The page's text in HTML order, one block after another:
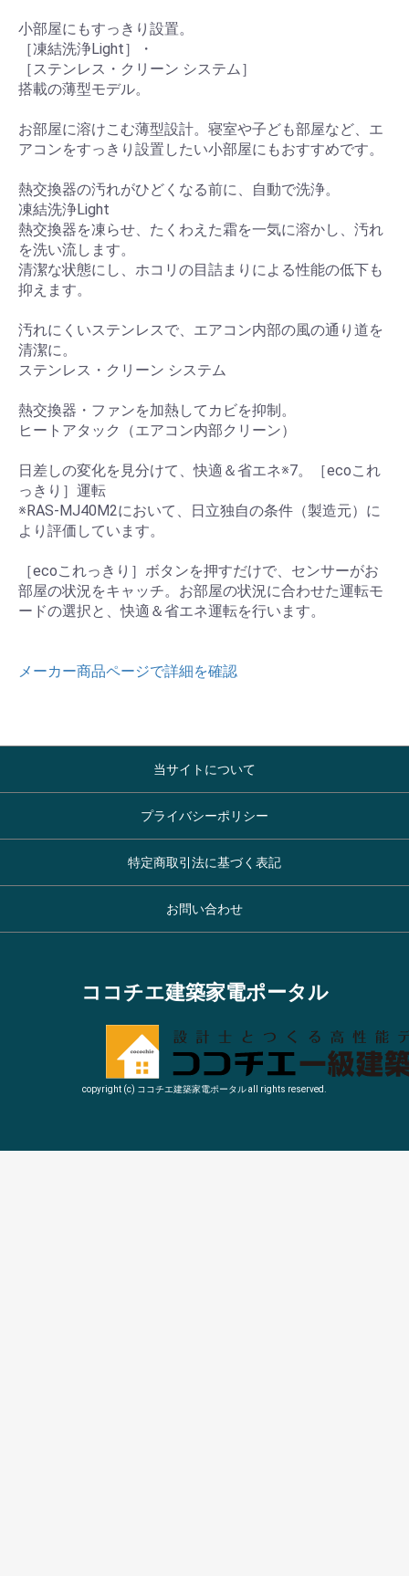
小部屋にもすっきり設置。
［凍結洗浄Light］・
［ステンレス・クリーン システム］
搭載の薄型モデル。
お部屋に溶けこむ薄型設計。寝室や子ども部屋など、エ
アコンをすっきり設置したい小部屋にもおすすめです。
熱交換器の汚れがひどくなる前に、自動で洗浄。
凍結洗浄Light
熱交換器を凍らせ、たくわえた霜を一気に溶かし、汚れ
を洗い流します。
清潔な状態にし、ホコリの目詰まりによる性能の低下も
抑えます。
汚れにくいステンレスで、エアコン内部の風の通り道を
清潔に。
ステンレス・クリーン システム
熱交換器・ファンを加熱してカビを抑制。
ヒートアタック（エアコン内部クリーン）
日差しの変化を見分けて、快適＆省エネ※7。［ecoこれ
っきり］運転
※RAS-MJ40M2において、日立独自の条件（製造元）に
より評価しています。
［ecoこれっきり］ボタンを押すだけで、センサーがお
部屋の状況をキャッチ。お部屋の状況に合わせた運転モ
ードの選択と、快適＆省エネ運転を行います。
メーカー商品ページで詳細を確認
当サイトについて
プライバシーポリシー
特定商取引法に基づく表記
お問い合わせ
ココチエ建築家電ポータル
copyright (c) ココチエ建築家電ポータル all rights reserved.